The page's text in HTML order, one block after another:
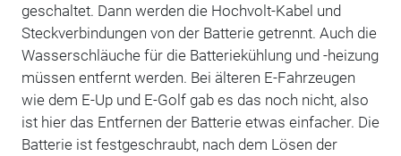
geschaltet. Dann werden die Hochvolt-Kabel und
Steckverbindungen von der Batterie getrennt. Auch die
Wasserschläuche für die Batteriekühlung und -heizung
müssen entfernt werden. Bei älteren E-Fahrzeugen
wie dem E-Up und E-Golf gab es das noch nicht, also
ist hier das Entfernen der Batterie etwas einfacher. Die
Batterie ist festgeschraubt, nach dem Lösen der